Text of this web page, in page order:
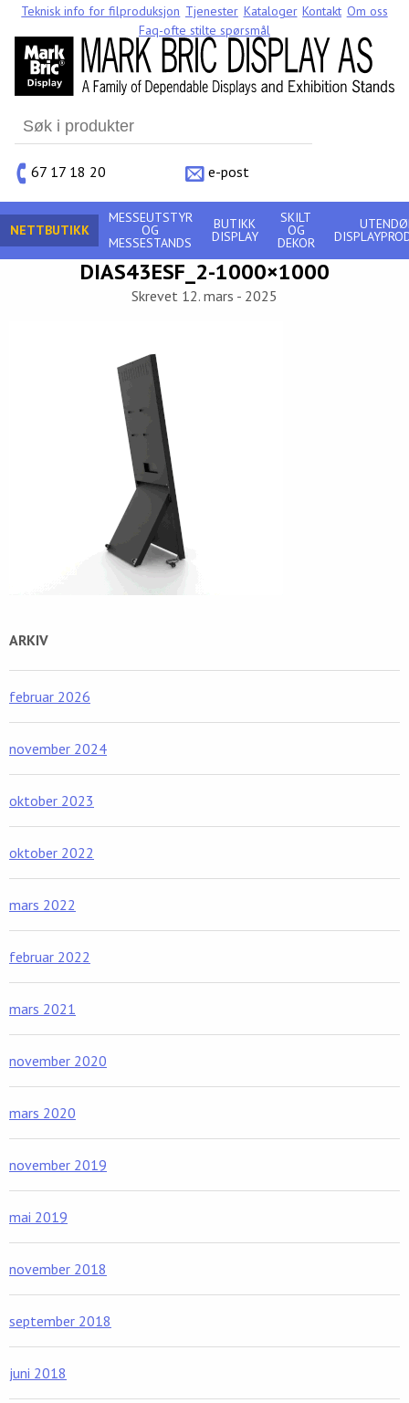
Search
for:
67 17 18 20
e-post
Teknisk info for filproduksjon Tjenester Kataloger Kontakt Om oss
Faq-ofte stilte spørsmål
NETTBUTIKK
MESSEUTSTYR
OG
MESSESTANDS
BUTIKK
DISPLAY
SKILT
OG
DEKOR
DIAS43ESF_2-1000×1000
Skrevet 12. mars - 2025
ARKIV
februar 2026
november 2024
oktober 2023
oktober 2022
mars 2022
februar 2022
mars 2021
november 2020
mars 2020
november 2019
mai 2019
november 2018
september 2018
juni 2018